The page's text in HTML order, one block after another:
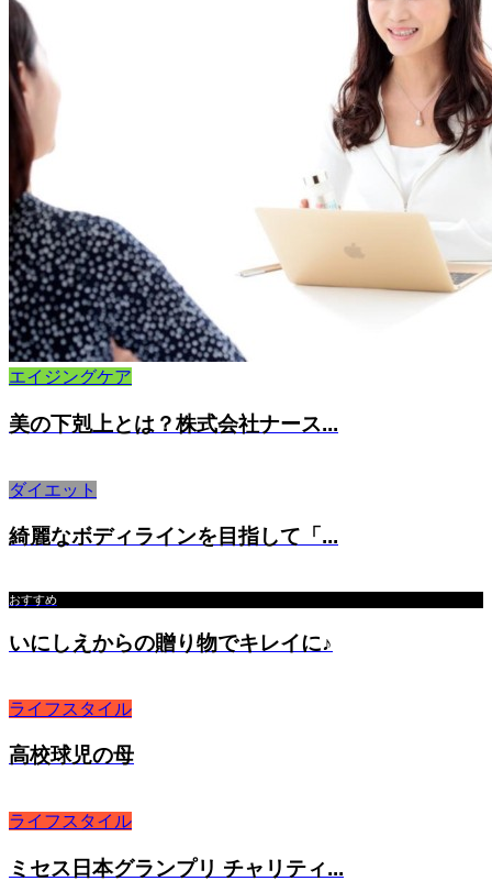
エイジングケア
美の下剋上とは？株式会社ナース...
ダイエット
綺麗なボディラインを目指して「...
おすすめ
いにしえからの贈り物でキレイに♪
ライフスタイル
高校球児の母
ライフスタイル
ミセス日本グランプリ チャリティ...